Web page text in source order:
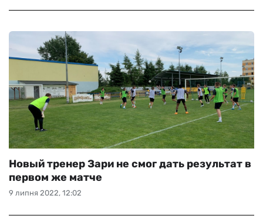
9 липня 2022, 12:02
Новый тренер Зари не смог дать результат в
первом же матче